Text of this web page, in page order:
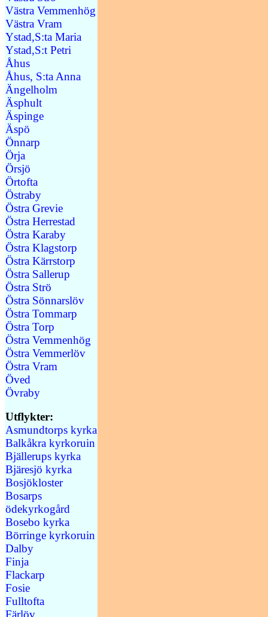
Västra Vemmenhög
Västra Vram
Ystad,S:ta Maria
Ystad,S:t Petri
Åhus
Åhus, S:ta Anna
Ängelholm
Äsphult
Äspinge
Äspö
Önnarp
Örja
Örsjö
Örtofta
Östraby
Östra Grevie
Östra Herrestad
Östra Karaby
Östra Klagstorp
Östra Kärrstorp
Östra Sallerup
Östra Strö
Östra Sönnarslöv
Östra Tommarp
Östra Torp
Östra Vemmenhög
Östra Vemmerlöv
Östra Vram
Öved
Övraby
Utflykter:
Asmundtorps kyrka
Balkåkra kyrkoruin
Bjällerups kyrka
Bjäresjö kyrka
Bosjökloster
Bosarps
ödekyrkogård
Bosebo kyrka
Börringe kyrkoruin
Dalby
Finja
Flackarp
Fosie
Fulltofta